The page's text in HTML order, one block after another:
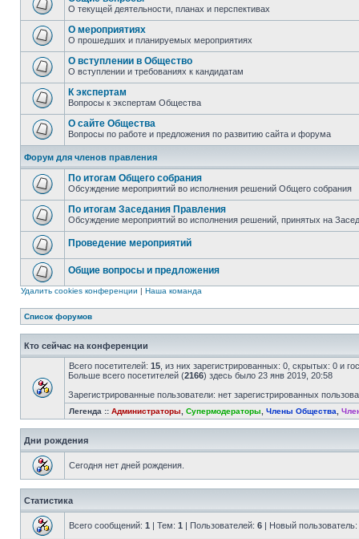
О текущей деятельности, планах и перспективах
О мероприятиях
О прошедших и планируемых мероприятиях
О вступлении в Общество
О вступлении и требованиях к кандидатам
К экспертам
Вопросы к экспертам Общества
О сайте Общества
Вопросы по работе и предложения по развитию сайта и форума
Форум для членов правления
По итогам Общего собрания
Обсуждение мероприятий во исполнения решений Общего собрания
По итогам Заседания Правления
Обсуждение мероприятий во исполнения решений, принятых на
Проведение мероприятий
Общие вопросы и предложения
Удалить cookies конференции | Наша команда
Список форумов
Кто сейчас на конференции
Всего посетителей: 15 , из них зарегистрированных: 0, скрытых: 0 и
Больше всего посетителей (2166) здесь было 23 янв 2019, 20:58
Зарегистрированные пользователи: нет зарегистрированных
Легенда :: Администраторы Супермодераторы Члены Общества
Дни рождения
Сегодня нет дней рождения.
Статистика
Всего сообщений: 1 | Тем: 1 | Пользователей: 6 | Новый пользователь: